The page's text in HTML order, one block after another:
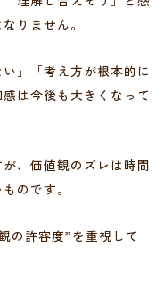
りません。
」「考え方が根本的に
は今後も大きくなって
、価値観のズレは時間
のです。
の許容度”を重視して